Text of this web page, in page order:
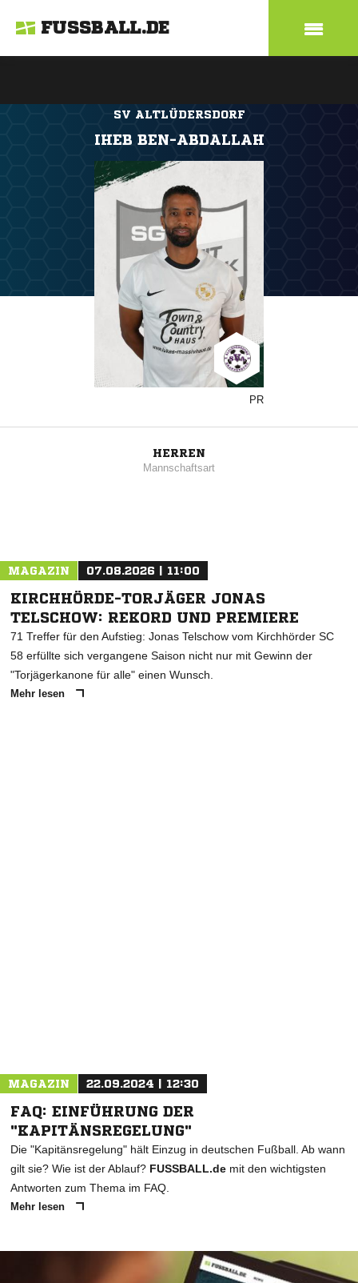
FUSSBALL.DE
SV ALTLÜDERSDORF
IHEB BEN-ABDALLAH
PR
HERREN
Mannschaftsart
MAGAZIN 07.08.2026 | 11:00
KIRCHHÖRDE-TORJÄGER JONAS
TELSCHOW: REKORD UND PREMIERE
71 Treffer für den Aufstieg: Jonas Telschow vom Kirchhörder SC
58 erfüllte sich vergangene Saison nicht nur mit Gewinn der
"Torjägerkanone für alle" einen Wunsch.
Mehr lesen
MAGAZIN 22.09.2024 | 12:30
FAQ: EINFÜHRUNG DER
"KAPITÄNSREGELUNG"
Die "Kapitänsregelung" hält Einzug in deutschen Fußball. Ab wann
gilt sie? Wie ist der Ablauf? FUSSBALL.de mit den wichtigsten
Antworten zum Thema im FAQ.
Mehr lesen